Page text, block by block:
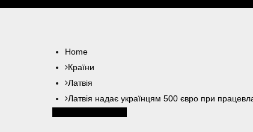
Home
Країни
Латвія
Латвія надає українцям 500 євро при